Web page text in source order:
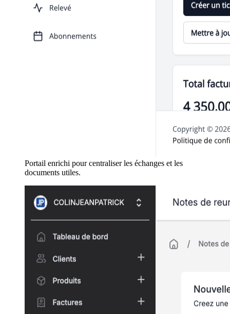
Portail enrichi pour centraliser les échanges et les
documents utiles.